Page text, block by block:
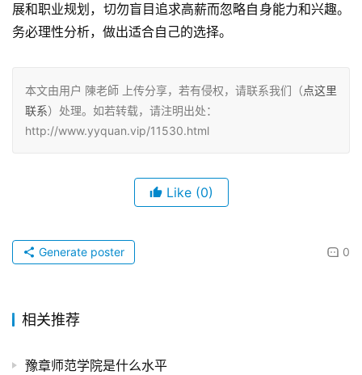
展和职业规划，切勿盲目追求高薪而忽略自身能力和兴趣。
务必理性分析，做出适合自己的选择。
本文由用户 陳老師 上传分享，若有侵权，请联系我们（点这里
联系）处理。如若转载，请注明出处：
http://www.yyquan.vip/11530.html
Like (0)
0
Generate poster
相关推荐
豫章师范学院是什么水平